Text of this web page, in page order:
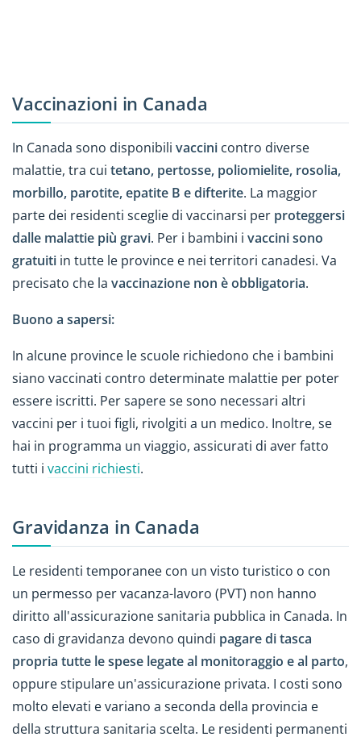
Vaccinazioni in Canada
In Canada sono disponibili vaccini contro diverse
malattie, tra cui tetano, pertosse, poliomielite, rosolia,
morbillo, parotite, epatite B e difterite. La maggior
parte dei residenti sceglie di vaccinarsi per proteggersi
dalle malattie più gravi. Per i bambini i vaccini sono
gratuiti in tutte le province e nei territori canadesi. Va
precisato che la vaccinazione non è obbligatoria.
Buono a sapersi:
In alcune province le scuole richiedono che i bambini
siano vaccinati contro determinate malattie per poter
essere iscritti. Per sapere se sono necessari altri
vaccini per i tuoi figli, rivolgiti a un medico. Inoltre, se
hai in programma un viaggio, assicurati di aver fatto
tutti i vaccini richiesti.
Gravidanza in Canada
Le residenti temporanee con un visto turistico o con
un permesso per vacanza-lavoro (PVT) non hanno
diritto all'assicurazione sanitaria pubblica in Canada. In
caso di gravidanza devono quindi pagare di tasca
propria tutte le spese legate al monitoraggio e al parto,
oppure stipulare un'assicurazione privata. I costi sono
molto elevati e variano a seconda della provincia e
della struttura sanitaria scelta. Le residenti permanenti